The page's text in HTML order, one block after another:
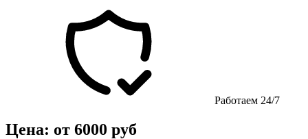
Работаем 24/7
Цена: от 6000 руб